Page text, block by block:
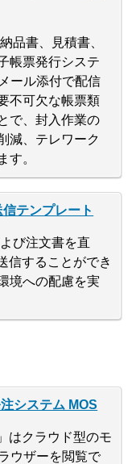
品書、見積書、
帳票発行システ
ール添付で配信
不可欠な帳票類
で、封入作業の
減、テレワーク
す。
テンプレート
び注文書を直
信することができ
境への配慮を実
システム MOS
はクラウド型のモ
ウザーを閲覧で